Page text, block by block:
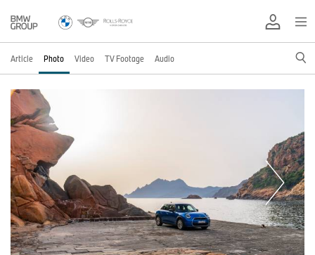
Article Photo Video TV Footage Audio